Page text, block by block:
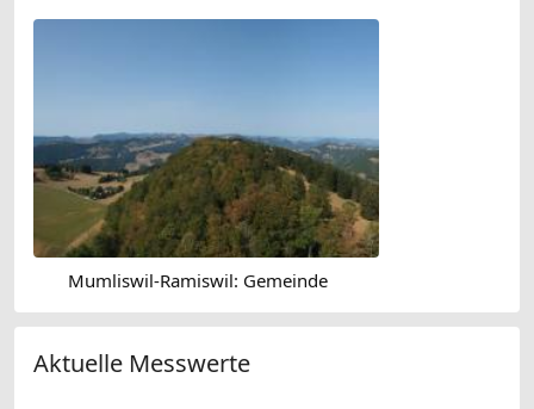
Mumliswil-Ramiswil: Gemeinde
Aktuelle Messwerte